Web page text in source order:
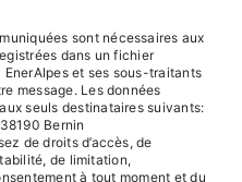
sont nécessaires aux
dans un fichier
et ses sous-traitants
message. Les données
seuls destinataires suivants:
Bernin
de droits d’accès, de
de limitation,
à tout moment et du